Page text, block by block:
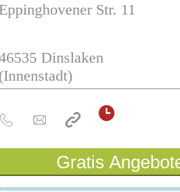
Str. 11
Dinslaken
Gratis